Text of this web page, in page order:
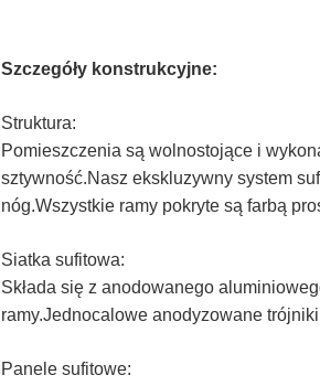
Szczegóły konstrukcyjne:
Struktura:
Pomieszczenia są wolnostojące i
sztywność.Nasz ekskluzywny system
nóg.Wszystkie ramy pokryte są farbą
Siatka sufitowa:
Składa się z anodowanego
ramy.Jednocalowe anodyzowane
Panele sufitowe: